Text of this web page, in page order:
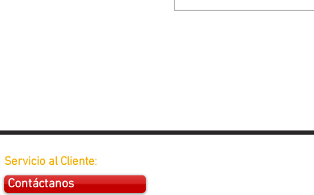
Servicio al Cliente:
Contáctanos